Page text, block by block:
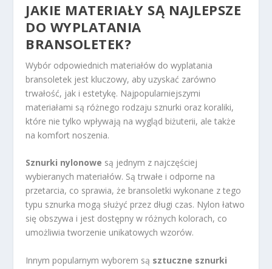
JAKIE MATERIAŁY SĄ NAJLEPSZE
DO WYPLATANIA
BRANSOLETEK?
Wybór odpowiednich materiałów do wyplatania
bransoletek jest kluczowy, aby uzyskać zarówno
trwałość, jak i estetykę. Najpopularniejszymi
materiałami są różnego rodzaju sznurki oraz koraliki,
które nie tylko wpływają na wygląd biżuterii, ale także
na komfort noszenia.
Sznurki nylonowe są jednym z najczęściej
wybieranych materiałów. Są trwałe i odporne na
przetarcia, co sprawia, że bransoletki wykonane z tego
typu sznurka mogą służyć przez długi czas. Nylon łatwo
się obszywa i jest dostępny w różnych kolorach, co
umożliwia tworzenie unikatowych wzorów.
Innym popularnym wyborem są sztuczne sznurki